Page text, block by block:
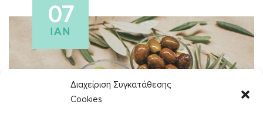
Διαχείριση Συγκατάθεσης
Cookies
07
ΙΑΝ